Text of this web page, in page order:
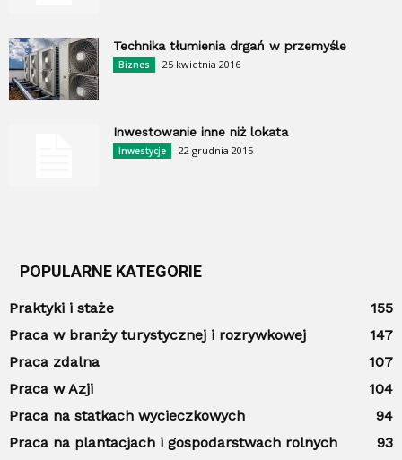
Technika tłumienia drgań w przemyśle
Biznes 25 kwietnia 2016
Inwestowanie inne niż lokata
Inwestycje 22 grudnia 2015
POPULARNE KATEGORIE
Praktyki i staże
155
Praca w branży turystycznej i rozrywkowej
147
Praca zdalna
107
Praca w Azji
104
Praca na statkach wycieczkowych
94
Praca na plantacjach i gospodarstwach rolnych
93